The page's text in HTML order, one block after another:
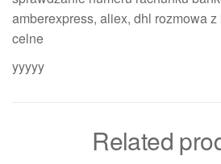
amberexpress, aliex, dhl rozmowa
celne
yyyyy
Related